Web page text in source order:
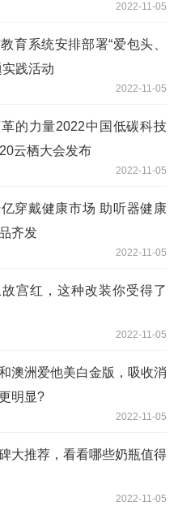
2022-11-05
育系统安排部署“爱包头、
实践活动
2022-11-05
的力量2022中国低碳科技
云栖大会发布
2022-11-05
穿戴健康市场 助听器健康
齐发
2022-11-05
宫红，这种改装你受得了
2022-11-05
澳洲爱他美白金版，吸收消
明显?
2022-11-05
大推荐，看看哪些奶瓶值得
2022-11-05